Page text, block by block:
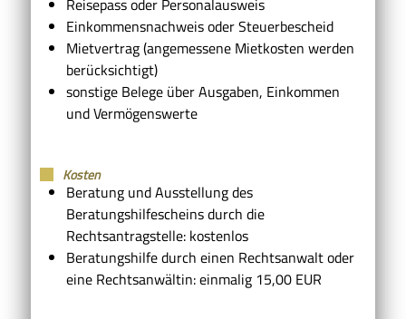
Einkommensnachweis oder Steuerbescheid
Mietvertrag (angemessene Mietkosten werden
berücksichtigt)
sonstige Belege über Ausgaben, Einkommen
und Vermögenswerte
Kosten
Beratung und Ausstellung des
Beratungshilfescheins durch die
Rechtsantragstelle: kostenlos
Beratungshilfe durch einen Rechtsanwalt oder
eine Rechtsanwältin: einmalig 15,00 EUR